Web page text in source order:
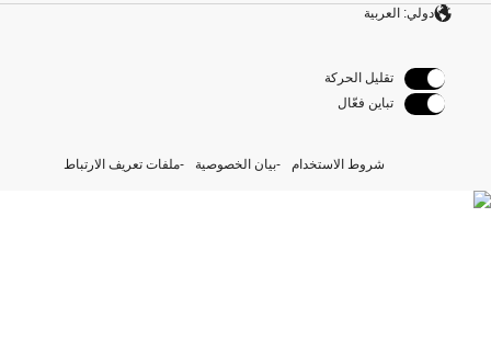
دولي: العربية
تقليل الحركة
تباين فعّال
شروط الاستخدام بيان الخصوصية ملفات تعريف الارتباط